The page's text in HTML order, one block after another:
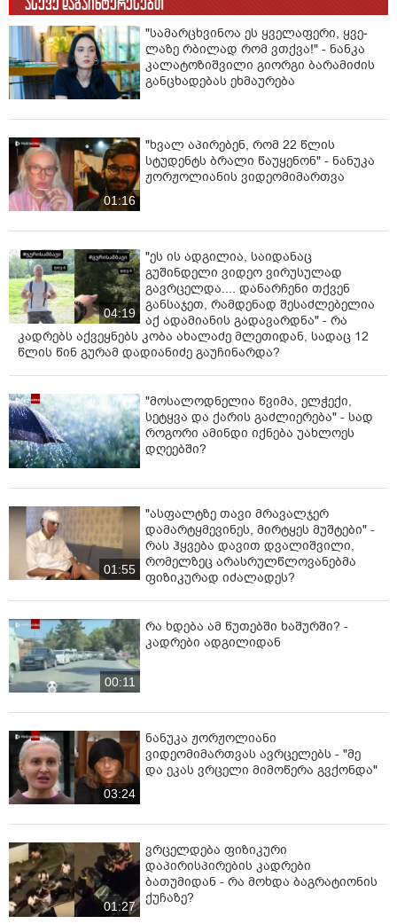
არასრულწლოვანს - ალექსანდრე გაბაშვილსა და
გიორგი რიკაძეს 14-14 წლით თავისუფლების აღკვეთა
მიესაჯათ.
რაც შეეხება დემეტრე ჩიქოვანს, მას 9 წლით
აღნიშნული გადაწყვეტილება მოსამართლე რომეო
ტყეშელაშვილმა გამოიტანა.
არასრულწლოვანთა მართლმსაჯულების კოდექსის
თანახმად, მსჯავრდებულებს სასჯელი 1/4-ით
შეუმცირდათ, შესაბამისად, გაბაშვილი და რიკაძე
პენიტენციურ დაწესებულებაში 10 წელსა 6 თვეს
მოიხდიან, დემეტრე ჩიქოვანი კი 6 წელსა და 9 თვეს.
ასევე დაგაინტერესებთ
"სა­მარ­ცხვი­ნოა ეს ყვე­ლა­ფე­რი, ყვე­
ლა­ზე რბი­ლად რომ ვთქვა!" - ნანკა
კალატოზიშვილი გიორგი ბარამიძის
განცხადებას ეხმაურება
01:16
"ხვალ აპირებენ, რომ 22 წლის
სტუდენტს ბრალი წაუყენონ" - ნანუკა
ჟორჟოლიანის ვიდეომიმართვა
04:19
"ეს ის ადგილია, საიდანაც
გუშინდელი ვიდეო ვირუსულად
გავრცელდა.... დანარჩენი თქვენ
განსაჯეთ, რამდენად შესაძლებელია
აქ ადამიანის გადავარდნა" - რა
კადრებს აქვეყნებს კობა ახალაძე მლეთიდან, სადაც 12
წლის წინ გურამ დადიანიძე გაუჩინარდა?
"მოსალოდნელია წვიმა, ელჭექი,
სეტყვა და ქარის გაძლიერება" - სად
როგორი ამინდი იქნება უახლოეს
დღეებში?
01:55
"ასფალტზე თავი მრავალჯერ
დამარტყმევინეს, მირტყეს მუშტები" -
რას ჰყვება დავით დვალიშვილი,
რომელზეც არასრულწლოვანებმა
ფიზიკურად იძალადეს?
00:11
რა ხდება ამ წუთებში ხაშურში? -
კადრები ადგილიდან
03:24
ნანუკა ჟორჟოლიანი
ვიდეომიმართვას ავრცელებს - "მე
და ეკას ვრცელი მიმოწერა გვქონდა"
01:27
ვრცელდება ფიზიკური
დაპირისპირების კადრები
ბათუმიდან - რა მოხდა ბაგრატიონის
ქუჩაზე?